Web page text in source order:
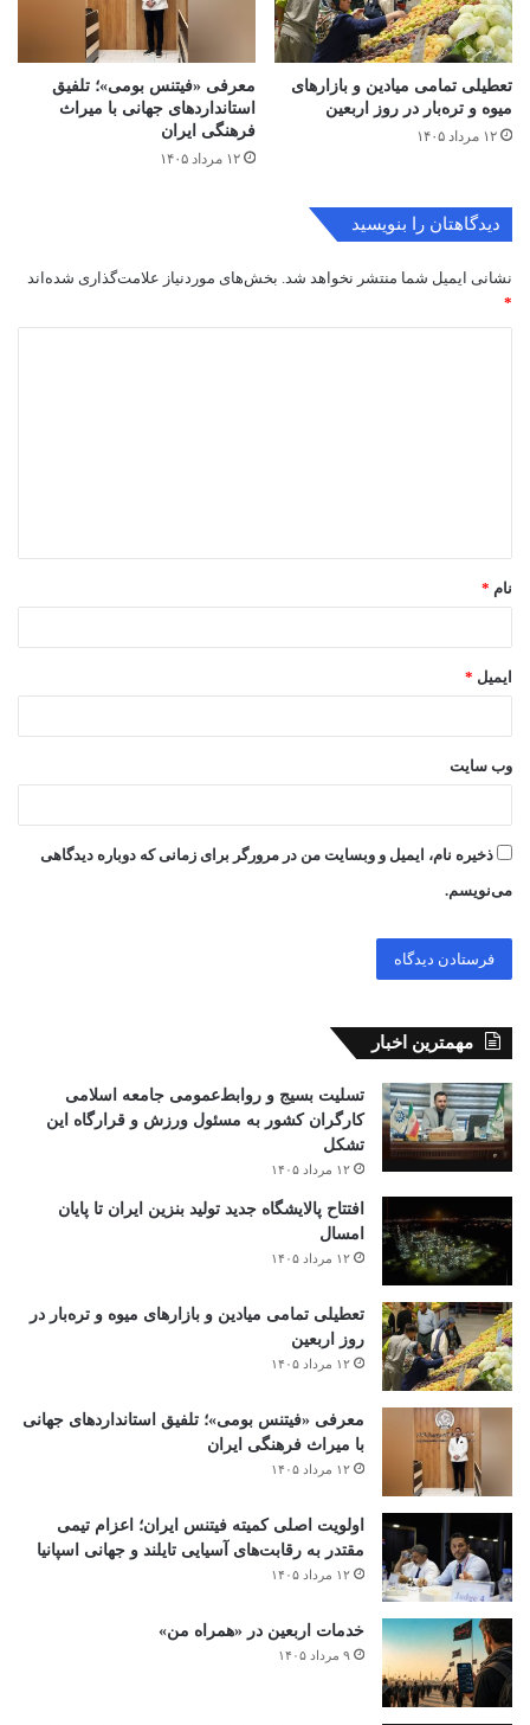
تعطیلی تمامی میادین و بازارهای
میوه و تره‌بار در روز اربعین
۱۲ مرداد ۱۴۰۵
معرفی «فیتنس بومی»؛ تلفیق
استانداردهای جهانی با میراث
فرهنگی ایران
۱۲ مرداد ۱۴۰۵
دیدگاهتان را بنویسید
نشانی ایمیل شما منتشر نخواهد شد. بخش‌های موردنیاز علامت‌گذاری شده‌اند
*
*
نام *
ایمیل *
وب‌ سایت
ذخیره نام، ایمیل و وبسایت من در مرورگر برای زمانی که دوباره دیدگاهی
می‌نویسم.
مهمترین اخبار
تسلیت بسیج و روابط‌عمومی جامعه اسلامی
کارگران کشور به مسئول ورزش و قرارگاه این
تشکل
۱۲ مرداد ۱۴۰۵
افتتاح ‌پالایشگاه جدید تولید بنزین ایران تا پایان
امسال
۱۲ مرداد ۱۴۰۵
تعطیلی تمامی میادین و بازارهای میوه و تره‌بار در
روز اربعین
۱۲ مرداد ۱۴۰۵
معرفی «فیتنس بومی»؛ تلفیق استانداردهای جهانی
با میراث فرهنگی ایران
۱۲ مرداد ۱۴۰۵
اولویت اصلی کمیته فیتنس ایران؛ اعزام تیمی
مقتدر به رقابت‌های آسیایی تایلند و جهانی اسپانیا
۱۲ مرداد ۱۴۰۵
خدمات اربعین در «همراه من»
۹ مرداد ۱۴۰۵